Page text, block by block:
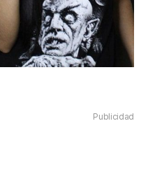
Publicidad